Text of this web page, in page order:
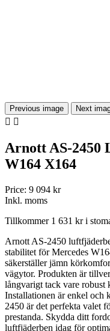
Previous image Next
 
Arnott AS-2450
W164 X164
Price: 9 094 kr
Inkl. moms
Tillkommer 1 631 kr i
Arnott AS-2450
stabilitet för Mercedes
säkerställer jämn
vägytor. Produkten är
långvarigt tack vare robust
Installationen är enkel och
2450 är det perfekta valet
prestanda. Skydda ditt
luftfjäderben idag för